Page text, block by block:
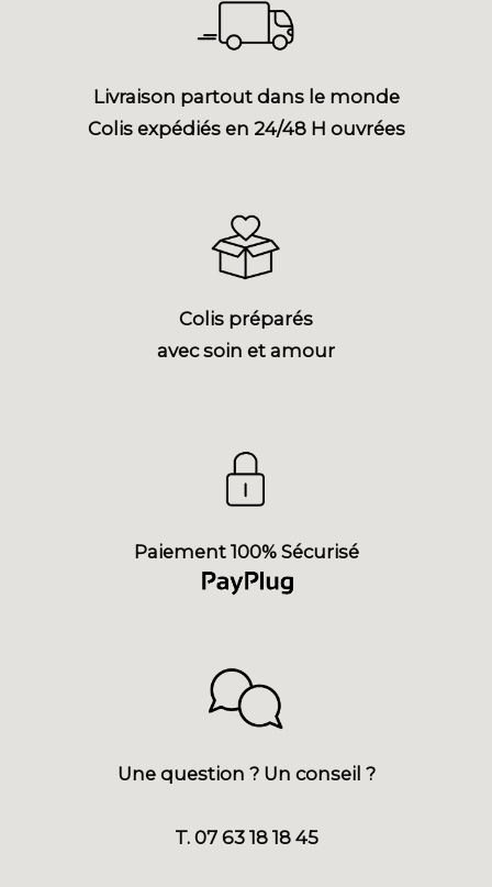
Livraison partout dans le monde
Colis expédiés en 24/48 H ouvrées
Colis préparés
avec soin et amour
Paiement 100% Sécurisé
Une question ? Un conseil ?
T. 07 63 18 18 45